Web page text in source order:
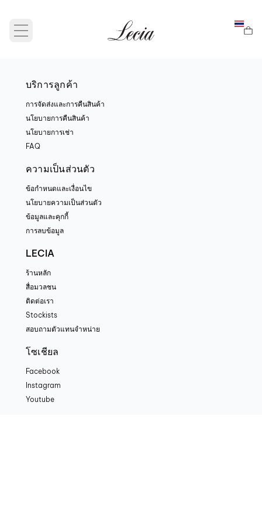
Open main menu
บริการลูกค้า
การจัดส่งและการคืนสินค้า
นโยบายการคืนสินค้า
นโยบายการเช่า
FAQ
ความเป็นส่วนตัว
ข้อกำหนดและเงื่อนไข
นโยบายความเป็นส่วนตัว
ข้อมูลและคุกกี้
การลบข้อมูล
LECIA
ร้านหลัก
สื่อมวลชน
ติดต่อเรา
Stockists
สอบถามตัวแทนจำหน่าย
โซเชียล
Facebook
Instagram
Youtube